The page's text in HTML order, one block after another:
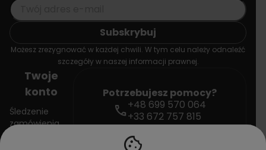
cookie
Możesz zrezygnować w każdej chwili. W tym celu należy odnaleźć
szczegóły w naszej informacji prawnej.
Twoje
konto
Śledzenie
zamówienia
Potrzebujesz pomocy?
call+48 699 570 064
+33 672 757 815
mail